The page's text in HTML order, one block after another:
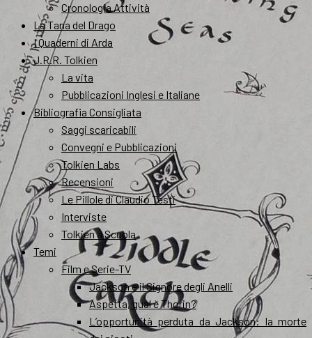
Cronologia Attività
La Tana del Drago
I Quaderni di Arda
J.R.R. Tolkien
La vita
Pubblicazioni Inglesi e Italiane
Bibliografia Consigliata
Saggi scaricabili
Convegni e Pubblicazioni
Tolkien Labs
Recensioni
Le Pillole di Claudio Testi
Interviste
Tolkien a Scuola
Temi
Film e Serie-TV
Jackson e il Signore degli Anelli
Aspetta, qual è Thorin?
L’opportunità perduta da Jackson: la morte